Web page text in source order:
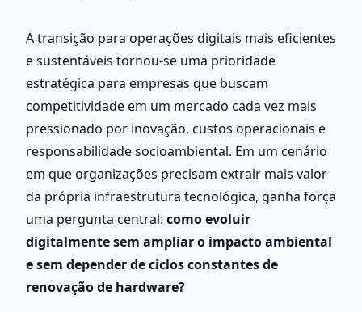
A transição para operações digitais mais eficientes
e sustentáveis tornou-se uma prioridade
estratégica para empresas que buscam
competitividade em um mercado cada vez mais
pressionado por inovação, custos operacionais e
responsabilidade socioambiental. Em um cenário
em que organizações precisam extrair mais valor
da própria infraestrutura tecnológica, ganha força
uma pergunta central: como evoluir
digitalmente sem ampliar o impacto ambiental
e sem depender de ciclos constantes de
renovação de hardware?